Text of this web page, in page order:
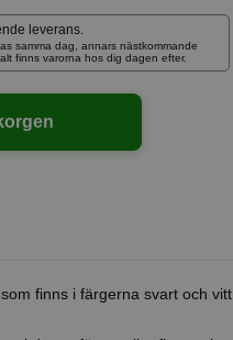
leverans.
samma dag, annars nästkommande
finns varorna hos dig dagen efter.
finns i färgerna svart och vitt